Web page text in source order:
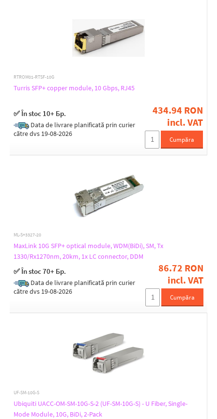
RTROM01-RTSF-10G
Turris SFP+ copper module, 10 Gbps, RJ45
✅ În stoc 10+ Бр.
Data de livrare planificată prin curier
către dvs 19-08-2026
434.94 RON
incl. VAT
Cumpăra
ML-S+3327-20
MaxLink 10G SFP+ optical module, WDM(BiDi), SM, Tx
1330/Rx1270nm, 20km, 1x LC connector, DDM
✅ În stoc 70+ Бр.
Data de livrare planificată prin curier
către dvs 19-08-2026
86.72 RON
incl. VAT
Cumpăra
UF-SM-10G-S
Ubiquiti UACC-OM-SM-10G-S-2 (UF-SM-10G-S) - U Fiber, Single-
Mode Module, 10G, BiDi, 2-Pack